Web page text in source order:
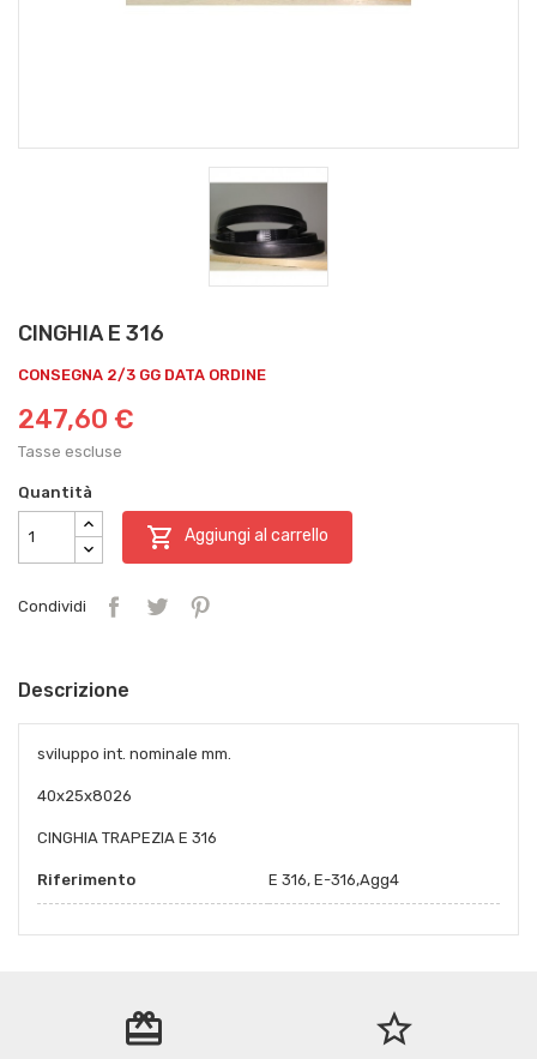
CINGHIA E 316
CONSEGNA 2/3 GG DATA ORDINE
247,60 €
Tasse escluse
Quantità
 Aggiungi al carrello
Condividi
Descrizione
sviluppo int. nominale mm.
40x25x8026
CINGHIA TRAPEZIA E 316
Riferimento E 316, E-316,Agg4
redeem star_border